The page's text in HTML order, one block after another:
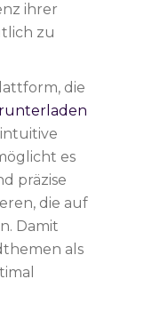
ihrer
zu
die
es
präzise
die auf
Damit
als